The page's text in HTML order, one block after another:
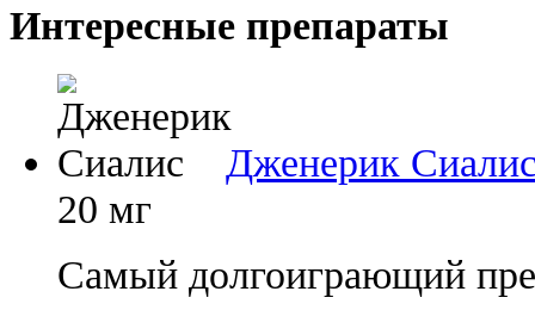
Интересные препараты
Дженерик
20 мг
Самый долгоиграющий